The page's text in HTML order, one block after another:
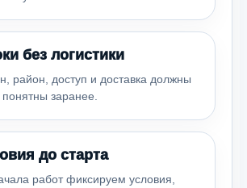
без логистики
район, доступ и доставка должны
заранее.
до старта
работ фиксируем условия,